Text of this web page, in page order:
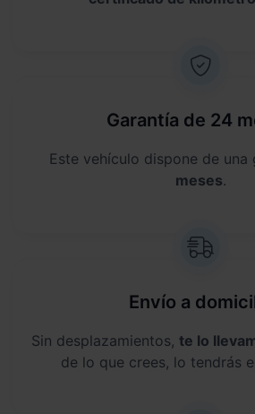
Garantía de 24
Este vehículo dispone de una
meses.
Envío a
Sin desplazamientos, te lo
de lo que crees, lo tendrás